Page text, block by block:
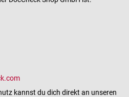
kannst du dich direkt an unseren